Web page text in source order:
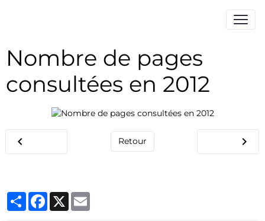
Nombre de pages
consultées en 2012
Retour
PartagerFacebook
X